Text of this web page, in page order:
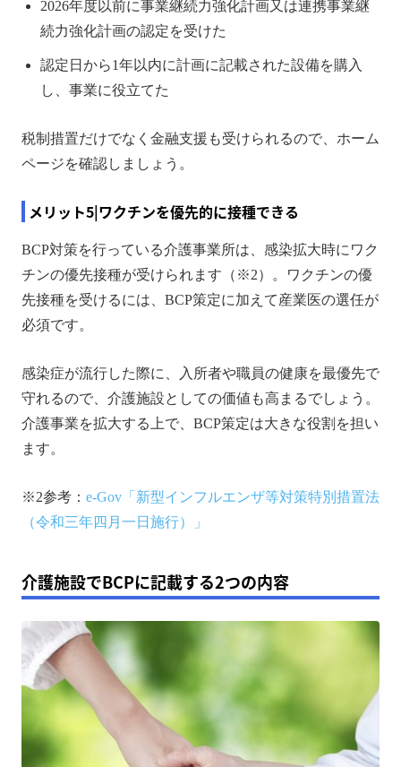
2026年度以前に事業継続力強化計画又は連携事業継
続力強化計画の認定を受けた
認定日から1年以内に計画に記載された設備を購入
し、事業に役立てた
税制措置だけでなく金融支援も受けられるので、ホーム
ページを確認しましょう。
メリット5|ワクチンを優先的に接種できる
BCP対策を行っている介護事業所は、感染拡大時にワク
チンの優先接種が受けられます（※2）。ワクチンの優
先接種を受けるには、BCP策定に加えて産業医の選任が
必須です。
感染症が流行した際に、入所者や職員の健康を最優先で
守れるので、介護施設としての価値も高まるでしょう。
介護事業を拡大する上で、BCP策定は大きな役割を担い
ます。
※2参考： e-Gov「新型インフルエンザ等対策特別措置法
（令和三年四月一日施行）」
介護施設でBCPに記載する2つの内容